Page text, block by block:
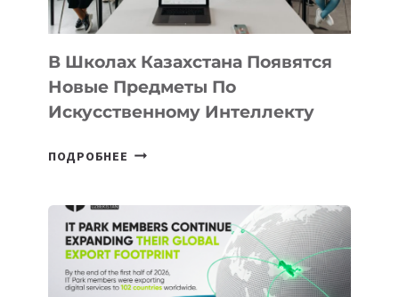
ПРОГРАММУ
ДЛЯ
ТЕХНОЛОГИЧЕСКИХ
В Школах Казахстана Появятся
Новые Предметы По
Искусственному Интеллекту
ПОДРОБНЕЕ В
НОВЫЕ
ПРЕДМЕТЫ
ПО